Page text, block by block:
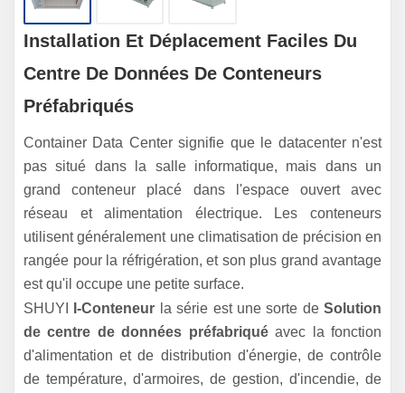
Installation Et Déplacement Faciles Du
Centre De Données De Conteneurs
Préfabriqués
Container Data Center signifie que le datacenter n'est
pas situé dans la salle informatique, mais dans un
grand conteneur placé dans l'espace ouvert avec
réseau et alimentation électrique. Les conteneurs
utilisent généralement une climatisation de précision en
rangée pour la réfrigération, et son plus grand avantage
est qu'il occupe une petite surface.
SHUYI
I-Conteneur la série est une sorte de Solution
de centre de données préfabriquéavec la fonction
d'alimentation et de distribution d'énergie, de contrôle
de température, d'armoires, de gestion, d'incendie, de